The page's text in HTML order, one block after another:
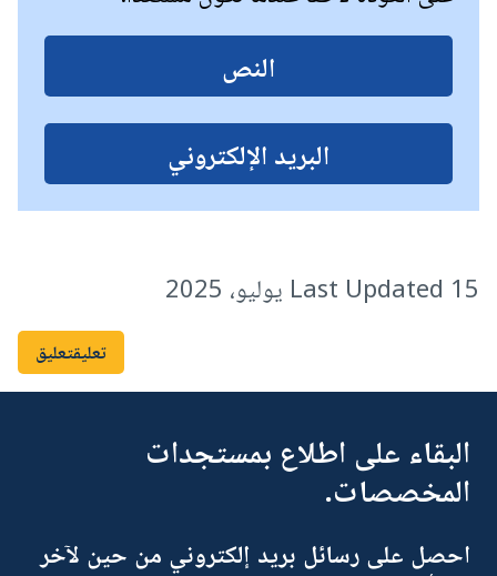
النص
البريد الإلكتروني
Last Updated 15 يوليو، 2025
تعليقتعليق
البقاء على اطلاع بمستجدات
المخصصات.
احصل على رسائل بريد إلكتروني من حين لآخر